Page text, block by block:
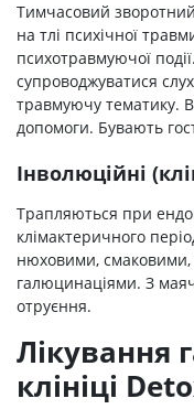
Тимчасовий
на тлі психічної
психотравмуючої
супроводжуватися
травмуючу тематику.
допомоги. Бувають
Інволюційні
Трапляються при
клімактеричного
нюховими, смаковими,
галюцинаціями. З
отруєння.
Лікування
клініці